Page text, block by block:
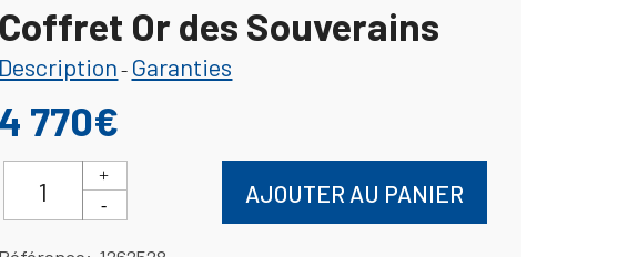
Coffret Or des Souverains
Description - Garanties
4 770€
AJOUTER AU PANIER